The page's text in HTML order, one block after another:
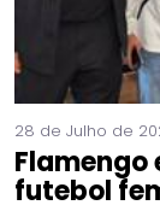
28 de Julho de
Flamengo
futebol